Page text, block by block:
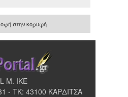
στην κορυφή
Μ. ΙΚΕ
- ΤΚ: 43100 ΚΑΡΔΙΤΣΑ